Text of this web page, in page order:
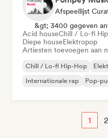
Afspeellijst
&gt; 3400 gegeven
Acid houseChill / Lo-fi
Diepe houseElektropop
Artiesten toevoegen aan
Chill / Lo-fi Hip-Hop
Internationale rap
Pop-
1 2